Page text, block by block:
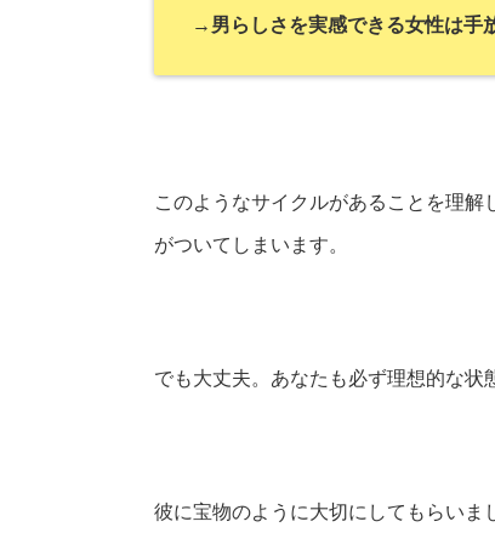
→男らしさを実感できる女性は手
このようなサイクルがあることを理
がついてしまいます。
でも大丈夫。あなたも必ず理想的な状
彼に宝物のように大切にしてもらいま